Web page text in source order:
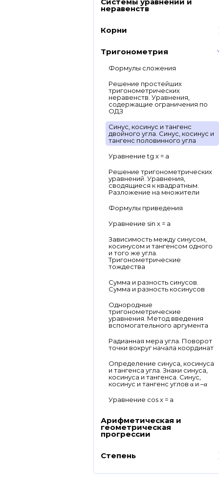
неравенств
Корни
Тригонометрия
Формулы сложения
Решение простейших
тригонометрических
неравенств. Уравнения,
содержащие ограничения по
ОДЗ
Синус, косинус и тангенс
двойного угла. Синус, косинус и
тангенс половинного угла
Уравнение tg x = a
Решение тригонометрических
уравнений. Уравнения,
сводящиеся к квадратным.
Разложение на множители
Формулы приведения
Уравнение sin x = a
Зависимость между синусом,
косинусом и тангенсом одного
и того же угла.
Тригонометрические
тождества
Сумма и разность синусов.
Сумма и разность косинусов
Однородные
тригонометрические
уравнения. Метод введения
вспомогательного аргумента
Радианная мера угла. Поворот
точки вокруг начала координат
Определение синуса, косинуса
и тангенса угла. Знаки синуса,
косинуса и тангенса. Синус,
косинус и тангенс углов α и –α
Уравнение cos x = a
Арифметическая и
геометрическая
прогрессии
Степень